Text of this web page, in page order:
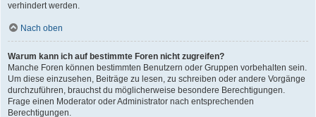
verhindert werden.
Nach oben
Warum kann ich auf bestimmte Foren nicht zugreifen?
Manche Foren können bestimmten Benutzern oder Gruppen vorbehalten sein.
Um diese einzusehen, Beiträge zu lesen, zu schreiben oder andere Vorgänge
durchzuführen, brauchst du möglicherweise besondere Berechtigungen.
Frage einen Moderator oder Administrator nach entsprechenden
Berechtigungen.